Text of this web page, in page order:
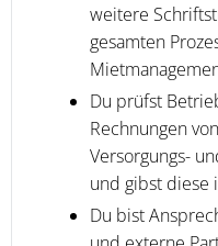
weitere
gesamten
Du prüfst
Rechnungen
Versorgungs-
und gibst diese
Du bist